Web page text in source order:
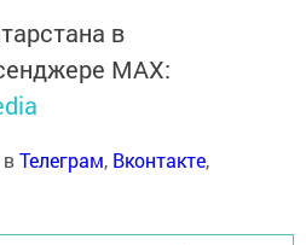
в
MАХ:
Телеграм, Вконтакте,